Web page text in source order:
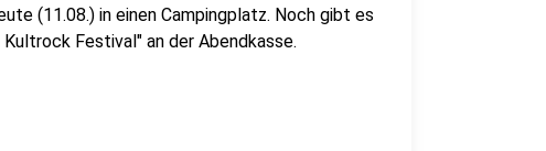
(11.08.) in einen Campingplatz. Noch gibt es
Festival" an der Abendkasse.